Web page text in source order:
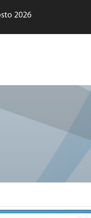
2026